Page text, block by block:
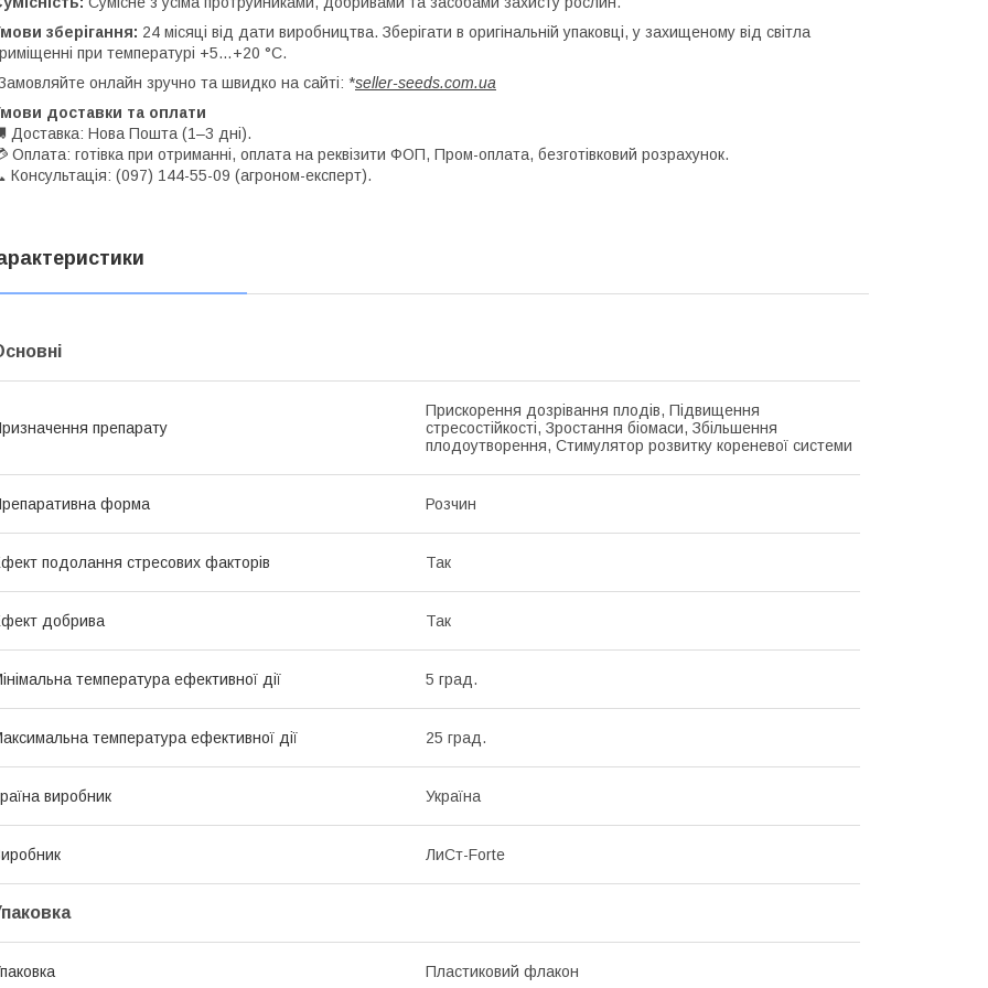
зберігання: 24 місяці від дати виробництва. Зберігати в оригінальній упаковці, у захищеному від світла
при температурі +5…+20 °С.
онлайн зручно та швидко на сайті: *seller-seeds.com.ua
доставки та оплати
Доставка: Нова Пошта (1–3 дні).
Оплата: готівка при отриманні, оплата на реквізити ФОП, Пром-оплата, безготівковий розрахунок.
Консультація: (097) 144-55-09 (агроном-експерт).
препарату
Прискорення дозрівання плодів, Підвищення
стресостійкості, Зростання біомаси, Збільшення
плодоутворення, Стимулятор розвитку кореневої системи
форма Розчин
подолання стресових факторів Так
добрива Так
температура ефективної дії 5 град.
температура ефективної дії 25 град.
виробник Україна
ЛиСт-Forte
Пластиковий флакон